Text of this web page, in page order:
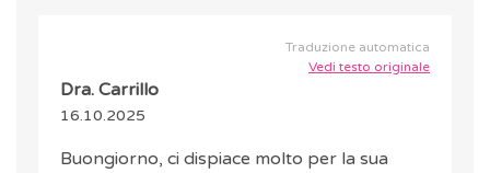
Traduzione automatica
Vedi testo originale
Dra. Carrillo
16.10.2025
Buongiorno, ci dispiace molto per la sua